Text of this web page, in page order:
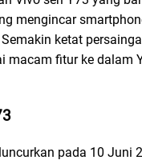
mengincar
ketat
macam fitur ke dalam
pada 10 Juni